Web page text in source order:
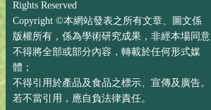
Rights Reserved
Copyright ©本網站發表之所有文章、圖文係
版權所有，係為學術研究成果，非經本場同意
不得將全部或部分內容，轉載於任何形式媒
體；
不得引用於產品及食品之標示、宣傳及廣告。
若不當引用，應自負法律責任。